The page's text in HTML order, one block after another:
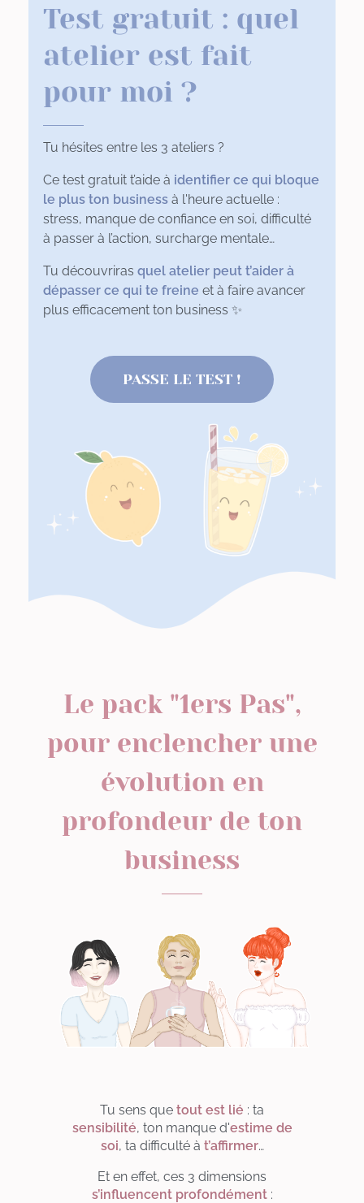
Test gratuit : quel
atelier est fait
pour moi ?
Tu hésites entre les 3 ateliers ?
Ce test gratuit t’aide à identifier ce qui bloque
le plus ton business à l'heure actuelle :
stress, manque de confiance en soi, difficulté
à passer à l’action, surcharge mentale…
Tu découvriras quel atelier peut t’aider à
dépasser ce qui te freine et à faire avancer
plus efficacement ton business ✨
PASSE LE TEST !
Le pack "1ers Pas",
pour enclencher une
évolution en
profondeur de ton
business
Tu sens que tout est lié : ta
sensibilité, ton manque d'estime de
soi, ta difficulté à t’affirmer…
Et en effet, ces 3 dimensions
s’influencent profondément: